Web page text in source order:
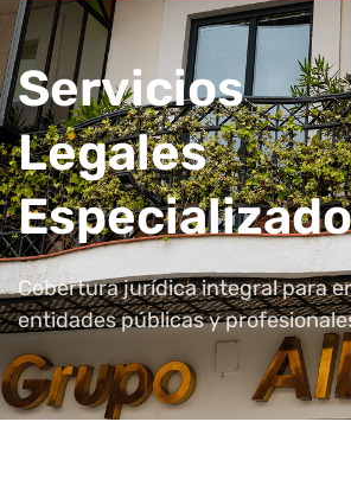
Servicios
Legales
Cobertura jurídica integral para
entidades públicas y